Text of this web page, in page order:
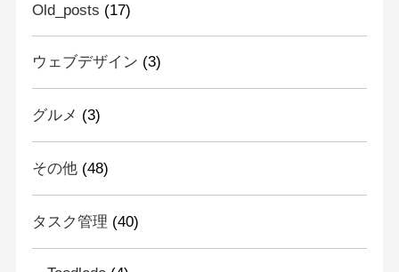
Old_posts (17)
ウェブデザイン (3)
グルメ (3)
その他(48)
タスク管理 (40)